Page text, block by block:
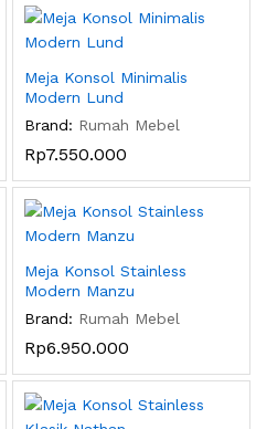
Meja Konsol Minimalis
Modern Lund
Brand: Rumah Mebel
Rp7.550.000
Meja Konsol Stainless
Modern Manzu
Brand: Rumah Mebel
Rp6.950.000